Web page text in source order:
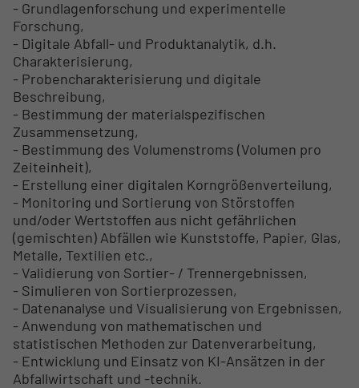
- Grundlagenforschung und experimentelle
Forschung,
- Digitale Abfall- und Produktanalytik, d.h.
Charakterisierung,
- Probencharakterisierung und digitale
Beschreibung,
- Bestimmung der materialspezifischen
Zusammensetzung,
- Bestimmung des Volumenstroms (Volumen pro
Zeiteinheit),
- Erstellung einer digitalen Korngrößenverteilung,
- Monitoring und Sortierung von Störstoffen
und/oder Wertstoffen aus nicht gefährlichen
(gemischten) Abfällen wie Kunststoffe, Papier, Glas,
Metalle, Textilien etc.,
- Validierung von Sortier- / Trennergebnissen,
- Simulieren von Sortierprozessen,
- Datenanalyse und Visualisierung von Ergebnissen,
- Anwendung von mathematischen und
statistischen Methoden zur Datenverarbeitung,
- Entwicklung und Einsatz von KI-Ansätzen in der
Abfallwirtschaft und -technik.